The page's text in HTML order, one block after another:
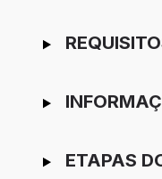
ETAPAS